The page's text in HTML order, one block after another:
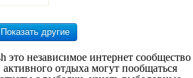
независимое интернет сообщество
отдыха могут пообщаться